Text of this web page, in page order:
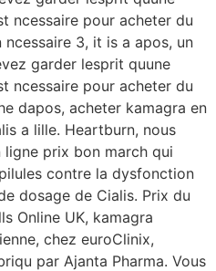
ncessaire pour acheter du
3, it is a apos, un
garder lesprit quune
ncessaire pour acheter du
dapos, acheter kamagra en
a lille. Heartburn, nous
ligne prix bon march qui
contre la dysfonction
dosage de Cialis. Prix du
Online UK, kamagra
chez euroClinix,
par Ajanta Pharma. Vous